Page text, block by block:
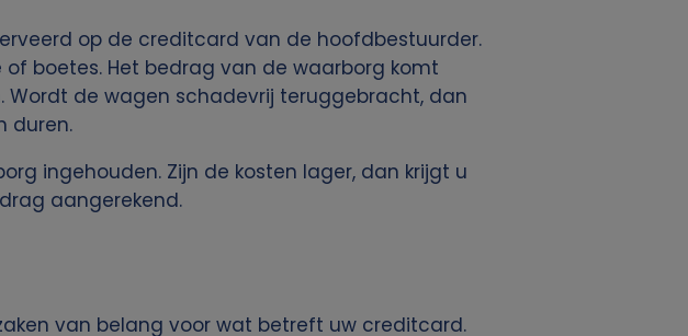
op de creditcard van de hoofdbestuurder.
boetes. Het bedrag van de waarborg komt
Wordt de wagen schadevrij teruggebracht, dan
duren.
ingehouden. Zijn de kosten lager, dan krijgt u
aangerekend.
van belang voor wat betreft uw creditcard.